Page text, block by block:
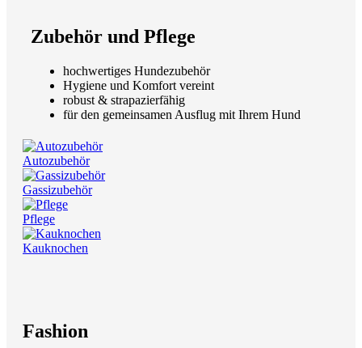
Zubehör und Pflege
hochwertiges Hundezubehör
Hygiene und Komfort vereint
robust & strapazierfähig
für den gemeinsamen Ausflug mit Ihrem Hund
Autozubehör
Gassizubehör
Pflege
Kauknochen
Fashion